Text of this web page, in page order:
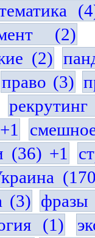
(2)
(2)
право (3)
(36) +1
(3) фразы
(1)